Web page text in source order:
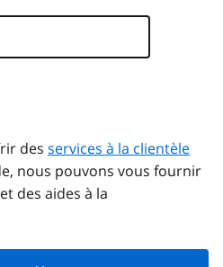
des services à la clientèle
nous pouvons vous fournir
des aides à la